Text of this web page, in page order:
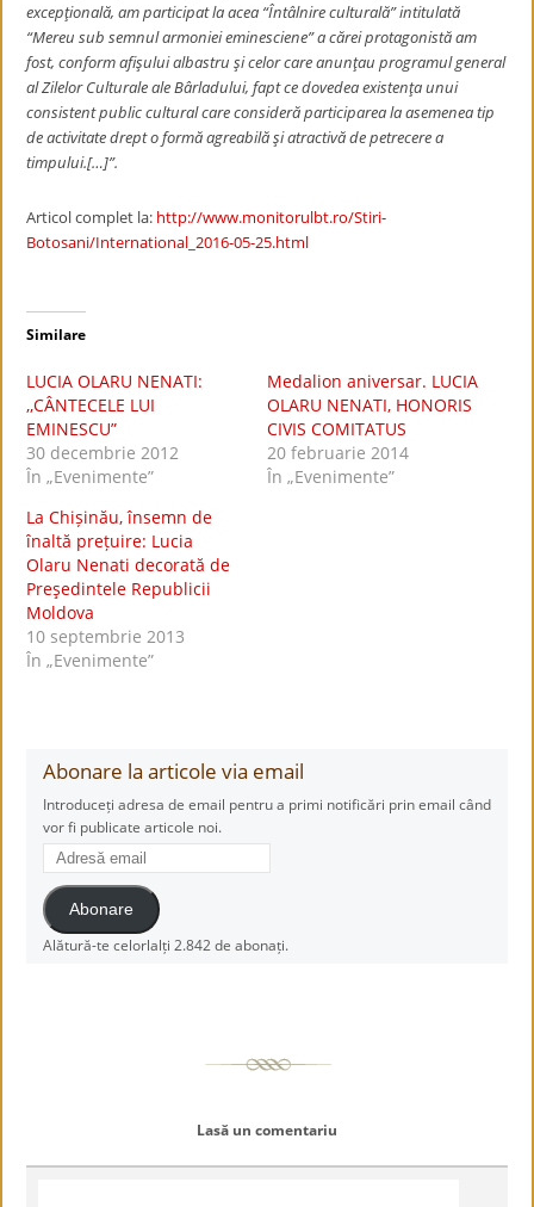
excepţională, am participat la acea “Întâlnire culturală” intitulată
“Mereu sub semnul armoniei eminesciene” a cărei protagonistă am
fost, conform afişului albastru şi celor care anunţau programul general
al Zilelor Culturale ale Bârladului, fapt ce dovedea existenţa unui
consistent public cultural care consideră participarea la asemenea tip
de activitate drept o formă agreabilă şi atractivă de petrecere a
timpului.[…]”.
Articol complet la: http://www.monitorulbt.ro/Stiri-
Botosani/International_2016-05-25.html
Similare
LUCIA OLARU NENATI:
,,CÂNTECELE LUI
EMINESCU”
30 decembrie 2012
În „Evenimente”
Medalion aniversar. LUCIA
OLARU NENATI, HONORIS
CIVIS COMITATUS
20 februarie 2014
În „Evenimente”
La Chișinău, însemn de
înaltă prețuire: Lucia
Olaru Nenati decorată de
Preşedintele Republicii
Moldova
10 septembrie 2013
În „Evenimente”
Abonare la articole via email
Introduceți adresa de email pentru a primi notificări prin email când
vor fi publicate articole noi.
Adresă
email
Abonare
Alătură-te celorlalți 2.842 de abonați.
Lasă un comentariu